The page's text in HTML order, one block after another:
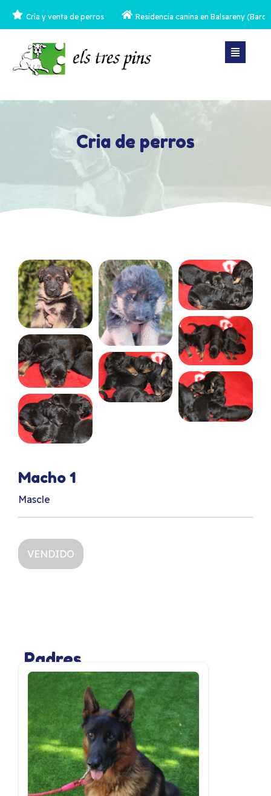
Cría y venta de perros Residencia canina en Balsareny
Cria de perros
Macho 1
Mascle
VENDIDO
Padres